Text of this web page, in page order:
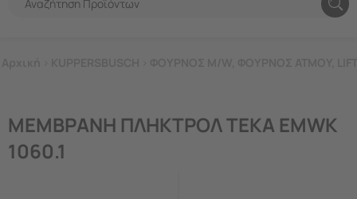
ΜΕΜΒΡΑΝΗ ΠΛΗΚΤΡΟΛ TEKA EMWK
1060.1